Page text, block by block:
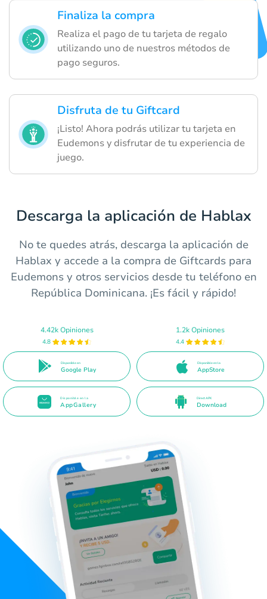
Finaliza la compra
Realiza el pago de tu tarjeta de regalo
utilizando uno de nuestros métodos de
pago seguros.
Disfruta de tu Giftcard
¡Listo! Ahora podrás utilizar tu tarjeta en
Eudemons y disfrutar de tu experiencia de
juego.
Descarga la aplicación de Hablax
No te quedes atrás, descarga la aplicación de
Hablax y accede a la compra de Giftcards para
Eudemons y otros servicios desde tu teléfono en
República Dominicana. ¡Es fácil y rápido!
4.42k Opiniones
4.8
Disponible en
Google Play
1.2k Opiniones
4.4
Disponible en la
AppStore
Disponible en la
AppGallery
Direct APK
Download